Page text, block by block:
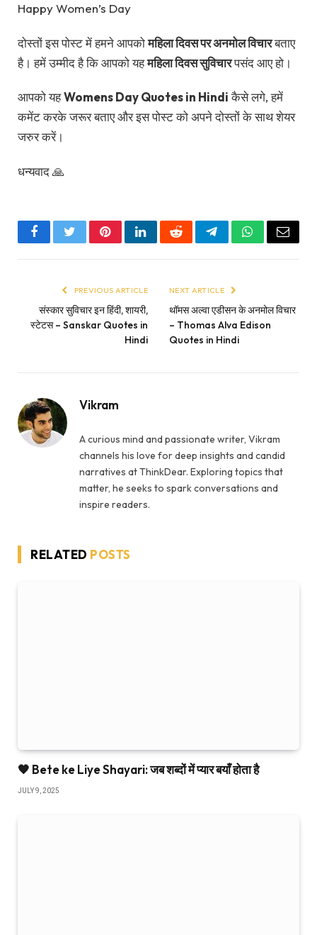
Happy Women’s Day
दोस्तों इस पोस्ट में हमने आपकोमहिला दिवस पर अनमोल विचारबताए
है। हमें उम्मीद है कि आपको यहमहिला दिवस सुविचारपसंद आए हो।
आपको यहWomens Day Quotes in Hindiकैसे लगे, हमें
कमेंट करके जरूर बताए और इस पोस्ट को अपने दोस्तों के साथ शेयर
जरुर करें।
धन्यवाद 🙏
FacebookTwitterPinterestLinkedInRedditTelegramWhatsApp
Email
PREVIOUS ARTICLE
संस्कार सुविचार इन हिंदी, शायरी,
स्टेटस – Sanskar Quotes in
Hindi
NEXT ARTICLE
थॉमस अल्वा एडीसन के अनमोल विचार
– Thomas Alva Edison
Quotes in Hindi
Vikram
A curious mind and passionate writer, Vikram
channels his love for deep insights and candid
narratives at ThinkDear. Exploring topics that
matter, he seeks to spark conversations and
inspire readers.
RELATED POSTS
🧡 Bete ke Liye Shayari: जब शब्दों में प्यार बयाँ होता है
JULY 9, 2025